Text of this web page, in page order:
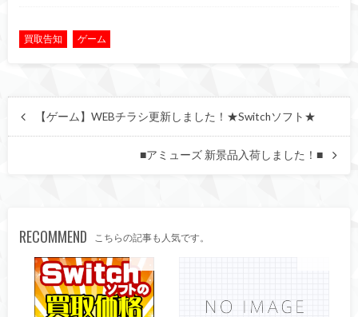
買取告知 ゲーム
【ゲーム】WEBチラシ更新しました！★Switchソフト★
■アミューズ 新景品入荷しました！■
RECOMMEND こちらの記事も人気です。
買取告知